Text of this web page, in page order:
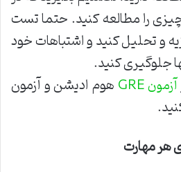
را مطالعه کنید. حتما تست
و تحلیل کنید و اشتباهات خود
جلوگیری کنید.
آزمون GRE هوم ادیشن و آزمون
هر مهارت